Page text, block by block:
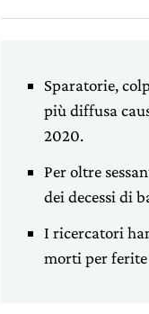
Sparatorie,
più diffusa
2020.
Per oltre
dei decessi di
I ricercatori
morti per